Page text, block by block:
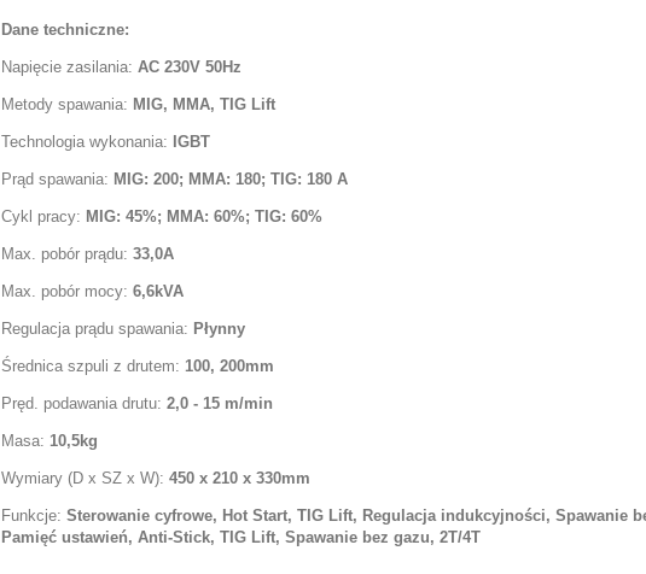
Dane techniczne:
Napięcie zasilania: AC 230V 50Hz
Metody spawania: MIG, MMA, TIG Lift
Technologia wykonania: IGBT
Prąd spawania: MIG: 200; MMA: 180; TIG: 180 A
Cykl pracy: MIG: 45%; MMA: 60%; TIG: 60%
Max. pobór prądu: 33,0A
Max. pobór mocy: 6,6kVA
Regulacja prądu spawania: Płynny
Średnica szpuli z drutem: 100, 200mm
Pręd. podawania drutu: 2,0 - 15 m/min
Masa: 10,5kg
Wymiary (D x SZ x W): 450 x 210 x 330mm
Funkcje: Sterowanie cyfrowe, Hot Start, TIG Lift, Regulacja indukcyjności, Spawanie
Pamięć ustawień, Anti-Stick, TIG Lift, Spawanie bez gazu, 2T/4T